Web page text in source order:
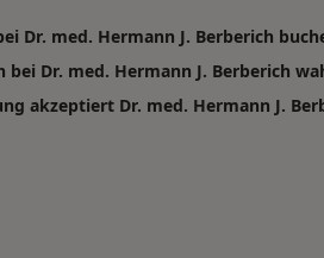
Dr. med. Hermann J. Berberich
bei Dr. med. Hermann J. Berberich
akzeptiert Dr. med. Hermann J.